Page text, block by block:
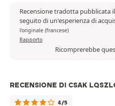
Recensione tradotta pubblicata
seguito di un'esperienza di
l'originale (francese)
Rapporto
Ricomprerebbe
RECENSIONE DI CSAK
4/5